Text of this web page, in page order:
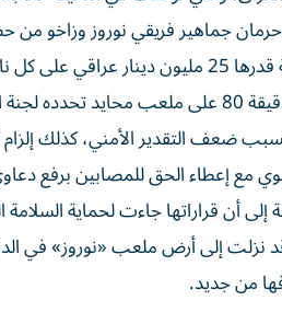
جماهير فريقي نوروز وزاخو
وأضافت: «استكمال المباراة من الدقيقة
ضعف التقدير الأمني، كذلك إلزام
مع إعطاء الحق للمصابين برفع
أن قراراتها جاءت لحماية
من جديد.